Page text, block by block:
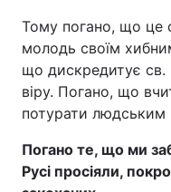
Тому погано, що це
молодь своїм
що дискредитує св.
віру. Погано, що
потурати людським
Погано те, що ми
Русі просіяли,